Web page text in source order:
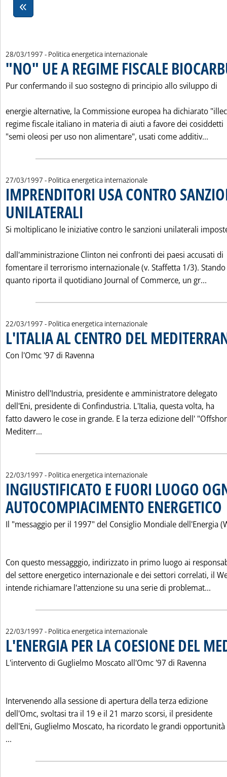
28/03/1997 - Politica energetica internazionale
"NO" UE A REGIME FISCALE
Pur confermando il suo sostegno di principio allo sviluppo di
energie alternative, la Commissione europea ha dichiarato
regime fiscale italiano in materia di aiuti a favore dei cosiddetti
"semi oleosi per uso non alimentare", usati come additiv...
27/03/1997 - Politica energetica internazionale
IMPRENDITORI USA CONTRO
UNILATERALI
Si moltiplicano le iniziative contro le sanzioni unilaterali
dall'amministrazione Clinton nei confronti dei paesi accusati di
fomentare il terrorismo internazionale (v. Staffetta 1/3). Stando
quanto riporta il quotidiano Journal of Commerce, un gr...
22/03/1997 - Politica energetica internazionale
L'ITALIA AL CENTRO DEL
Con l'Omc '97 di Ravenna
Ministro dell'Industria, presidente e amministratore delegato
dell'Eni, presidente di Confindustria. L'Italia, questa volta, ha
fatto davvero le cose in grande. E la terza edizione dell'
Mediterr...
22/03/1997 - Politica energetica internazionale
INGIUSTIFICATO E FUORI LUOGO
AUTOCOMPIACIMENTO ENERGETICO
Il "messaggio per il 1997" del Consiglio Mondiale dell'Energia
Con questo messagggio, indirizzato in primo luogo ai
del settore energetico internazionale e dei settori correlati, il
intende richiamare l'attenzione su una serie di problemat...
22/03/1997 - Politica energetica internazionale
L'ENERGIA PER LA COESIONE DEL
L'intervento di Guglielmo Moscato all'Omc '97 di Ravenna
Intervenendo alla sessione di apertura della terza edizione
dell'Omc, svoltasi tra il 19 e il 21 marzo scorsi, il presidente
dell'Eni, Guglielmo Moscato, ha ricordato le grandi opportunità
...